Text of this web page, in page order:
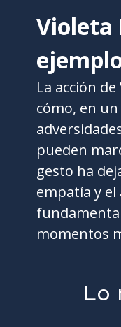
Violeta
La acción
cómo, en
pueden
gesto ha
empatía y el
momentos
Lo